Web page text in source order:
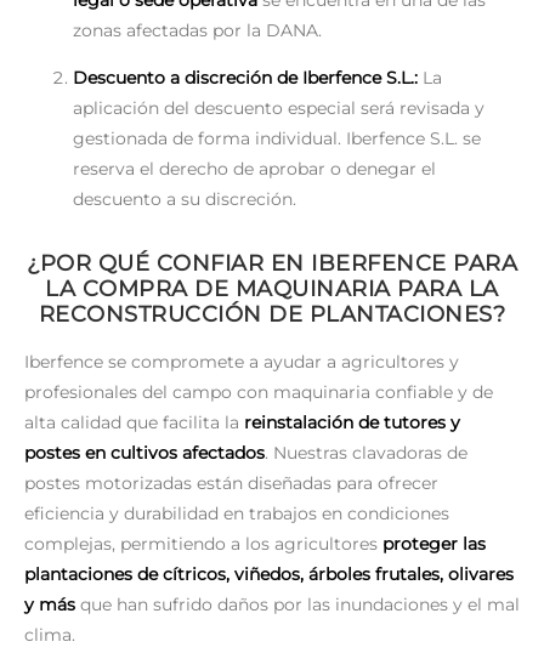
zonas afectadas por la DANA.
Descuento a discreción de Iberfence S.L.: La
aplicación del descuento especial será revisada y
gestionada de forma individual. Iberfence S.L. se
reserva el derecho de aprobar o denegar el
descuento a su discreción.
¿POR QUÉ CONFIAR EN IBERFENCE PARA
LA COMPRA DE MAQUINARIA PARA LA
RECONSTRUCCIÓN DE PLANTACIONES?
Iberfence se compromete a ayudar a agricultores y
profesionales del campo con maquinaria confiable y de
alta calidad que facilita la reinstalación de tutores y
postes en cultivos afectados. Nuestras clavadoras de
postes motorizadas están diseñadas para ofrecer
eficiencia y durabilidad en trabajos en condiciones
complejas, permitiendo a los agricultores proteger las
plantaciones de cítricos, viñedos, árboles frutales, olivares
y más que han sufrido daños por las inundaciones y el mal
clima.